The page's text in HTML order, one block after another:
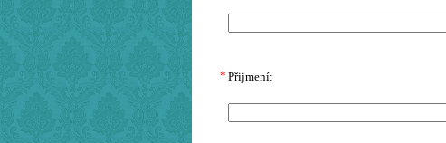
Přijmení:
*